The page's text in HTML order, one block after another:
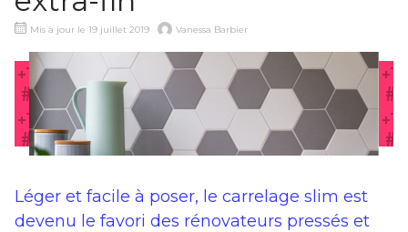
Mis à jour le 19 juillet 2019 Vanessa Barbier
Léger et facile à poser, le carrelage slim est
devenu le favori des rénovateurs pressés et